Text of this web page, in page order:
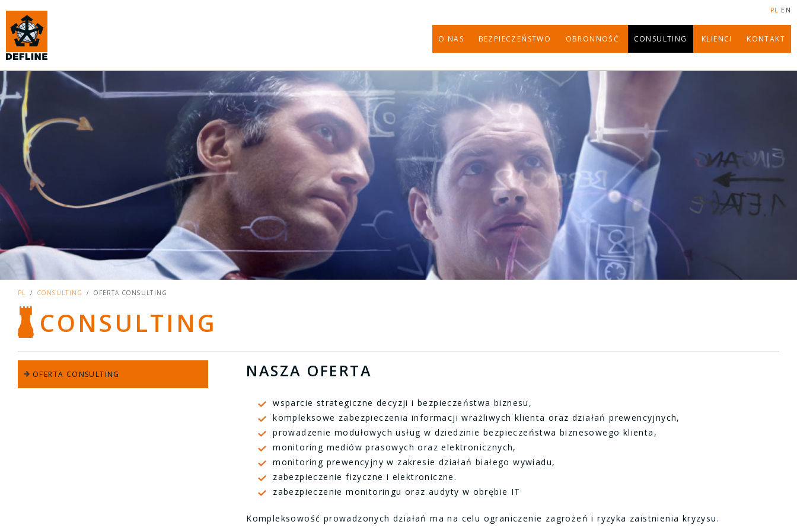
PL EN
O NAS BEZPIECZEŃSTWO OBRONNOŚĆ CONSULTING KLIENCI KONTAKT
PL / CONSULTING / OFERTA CONSULTING
CONSULTING
OFERTA CONSULTING NASZA OFERTA
wsparcie strategiczne decyzji i bezpieczeństwa biznesu,
kompleksowe zabezpieczenia informacji wrażliwych klienta oraz działań prewencyjnych,
prowadzenie modułowych usług w dziedzinie bezpieczeństwa biznesowego klienta,
monitoring mediów prasowych oraz elektronicznych,
monitoring prewencyjny w zakresie działań białego wywiadu,
zabezpieczenie fizyczne i elektroniczne.
zabezpieczenie monitoringu oraz audyty w obrębie IT
Kompleksowość prowadzonych działań ma na celu ograniczenie zagrożeń i ryzyka zaistnienia kryzysu.